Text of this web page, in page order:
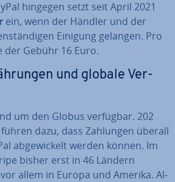
hingegen setzt seit April 2021
ein, wenn der Händler und der
Einigung gelangen. Pro
der Gebühr 16 Euro.
und globale Ver­
um den Globus verfügbar. 202
dazu, dass Zahlungen überall
ab­ge­wi­ckelt werden können. Im
bisher erst in 46 Ländern
allem in Europa und Amerika. Al­